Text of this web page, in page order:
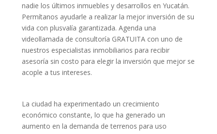
nadie los últimos inmuebles y desarrollos en Yucatán.
Permítanos ayudarle a realizar la mejor inversión de su
vida con plusvalía garantizada. Agenda una
videollamada de consultoría GRATUITA con uno de
nuestros especialistas inmobiliarios para recibir
asesoría sin costo para elegir la inversión que mejor se
acople a tus intereses.
La ciudad ha experimentado un crecimiento
económico constante, lo que ha generado un
aumento en la demanda de terrenos para uso